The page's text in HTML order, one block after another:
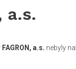
a.s.
FAGRON, a.s. nebyly